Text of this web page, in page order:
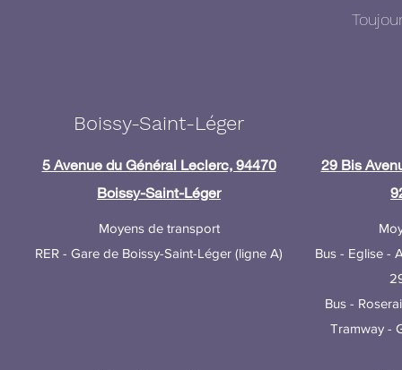
Boissy-Saint-Léger
5 Avenue du Général Leclerc, 94470
Boissy-Saint-Léger
Moyens de transport
RER - Gare de Boissy-Saint-Léger (ligne A)
29 Bis
Bus - Eglise -
Bus -
Tramway -